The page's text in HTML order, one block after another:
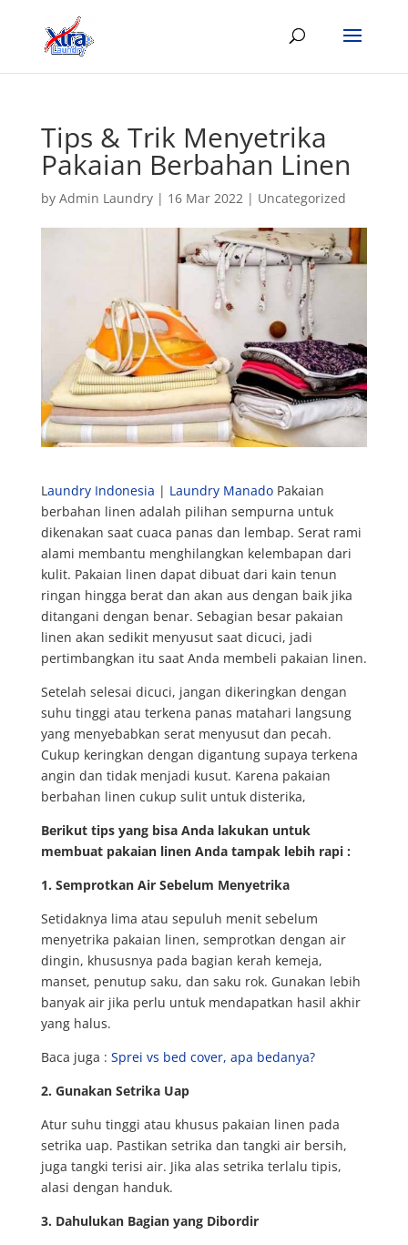
Tips & Trik Menyetrika
Pakaian Berbahan Linen
by Admin Laundry| 16 Mar 2022| Uncategorized
Laundry Indonesia | Laundry ManadoPakaian
berbahan linen adalah pilihan sempurna untuk
dikenakan saat cuaca panas dan lembap. Serat rami
alami membantu menghilangkan kelembapan dari
kulit. Pakaian linen dapat dibuat dari kain tenun
ringan hingga berat dan akan aus dengan baik jika
ditangani dengan benar. Sebagian besar pakaian
linen akan sedikit menyusut saat dicuci, jadi
pertimbangkan itu saat Anda membeli pakaian linen.
Setelah selesai dicuci, jangan dikeringkan dengan
suhu tinggi atau terkena panas matahari langsung
yang menyebabkan serat menyusut dan pecah.
Cukup keringkan dengan digantung supaya terkena
angin dan tidak menjadi kusut. Karena pakaian
berbahan linen cukup sulit untuk disterika,
Berikut tips yang bisa Anda lakukan untuk
membuat pakaian linen Anda tampak lebih rapi:
1. Semprotkan Air Sebelum Menyetrika
Setidaknya lima atau sepuluh menit sebelum
menyetrika pakaian linen, semprotkan dengan air
dingin, khususnya pada bagian kerah kemeja,
manset, penutup saku, dan saku rok. Gunakan lebih
banyak air jika perlu untuk mendapatkan hasil akhir
yang halus.
Baca juga : Sprei vs bed cover, apa bedanya?
2. Gunakan Setrika Uap
Atur suhu tinggi atau khusus pakaian linen pada
setrika uap. Pastikan setrika dan tangki air bersih,
juga tangki terisi air. Jika alas setrika terlalu tipis,
alasi dengan handuk.
3. Dahulukan Bagian yang Dibordir